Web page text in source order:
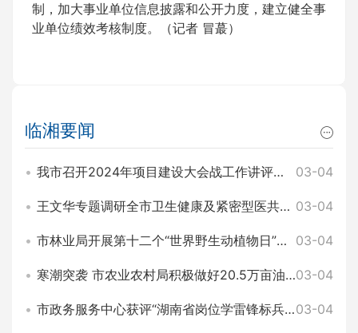
制，加大事业单位信息披露和公开力度，建立健全事
业单位绩效考核制度。（记者 冒蕞）
临湘要闻
我市召开2024年项目建设大会战工作讲评暨2025年园区项目建设大会战工作动员会 王文华 刘琦出席 03-04
王文华专题调研全市卫生健康及紧密型医共体建设工作 刘琦参加 03-04
市林业局开展第十二个“世界野生动植物日”主题宣传活动 03-04
寒潮突袭 市农业农村局积极做好20.5万亩油菜田间管理和防寒工作03-04
市政务服务中心获评“湖南省岗位学雷锋标兵集体”称号03-04